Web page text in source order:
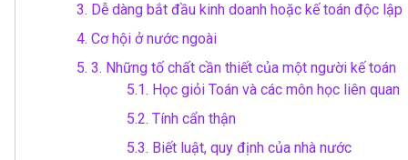
3. Dễ dàng bắt đầu kinh doanh hoặc kế toán độc lập
4. Cơ hội ở nước ngoài
5. 3. Những tố chất cần thiết của một người kế toán
5.1. Học giỏi Toán và các môn học liên quan
5.2. Tính cẩn thận
5.3. Biết luật, quy định của nhà nước